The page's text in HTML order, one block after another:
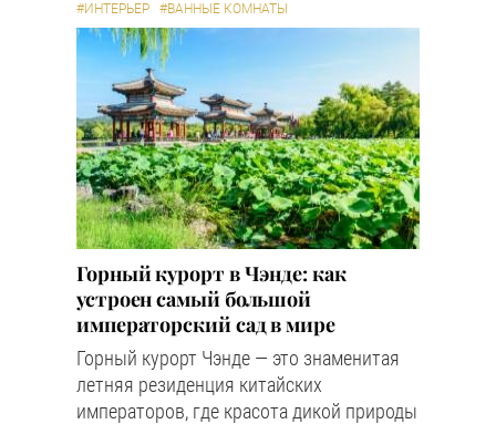
#ИНТЕРЬЕР #ВАННЫЕ КОМНАТЫ
Горный курорт в Чэнде: как
устроен самый большой
императорский сад в мире
Горный курорт Чэнде — это знаменитая
летняя резиденция китайских
императоров, где красота дикой природы